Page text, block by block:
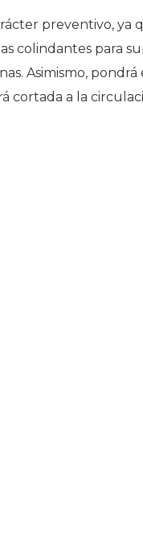
preventivo, ya
colindantes para
Asimismo,
cortada a la